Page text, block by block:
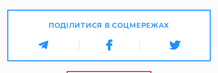
ПОДІЛИТИСЯ В СОЦМЕРЕЖАХ